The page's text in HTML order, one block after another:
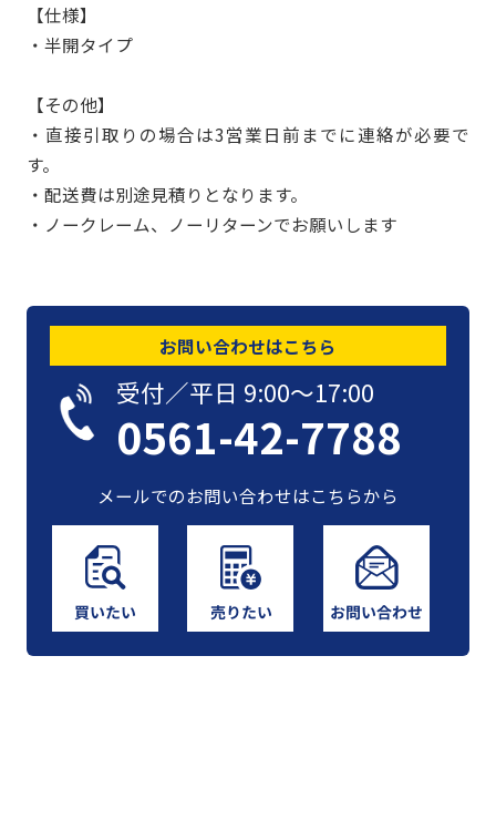
【仕様】
・半開タイプ
【その他】
・直接引取りの場合は3営業日前までに連絡が必要で
す。
・配送費は別途見積りとなります。
・ノークレーム、ノーリターンでお願いします
お問い合わせはこちら
受付／平日 9:00〜17:00
0561-42-7788
メールでのお問い合わせはこちらから